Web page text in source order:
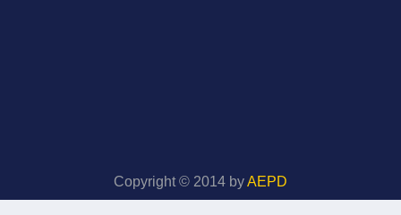
Copyright © 2014 byAEPD